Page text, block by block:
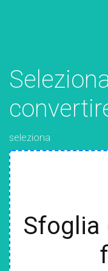
seleziona
Sfoglia